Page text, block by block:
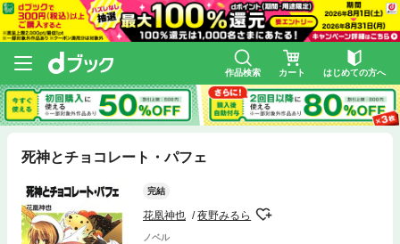
作品検索 カート はじめての方へ
死神とチョコレート・パフェ
完結
花凰神也 夜野みるら
ノベル